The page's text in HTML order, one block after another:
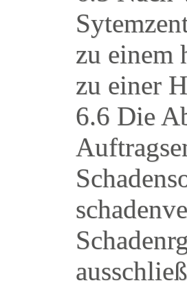
zu einem
zu einer
6.6 Die